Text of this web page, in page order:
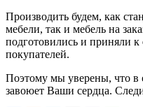
Производить будем, как
мебели, так и мебель на
подготовились и приняли
покупателей.
Поэтому мы уверены, что в
завоюет Ваши сердца.